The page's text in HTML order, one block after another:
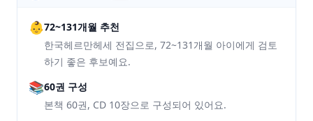
👶72~131개월 추천
한국헤르만헤세 전집으로, 72~131개월 아이에게 검토
하기 좋은 후보예요.
📚60권 구성
본책 60권, CD 10장으로 구성되어 있어요.